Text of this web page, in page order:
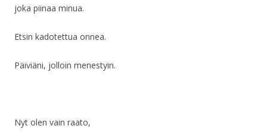
joka piinaa minua.
Etsin kadotettua onnea.
Päiviäni, jolloin menestyin.
Nyt olen vain raato,